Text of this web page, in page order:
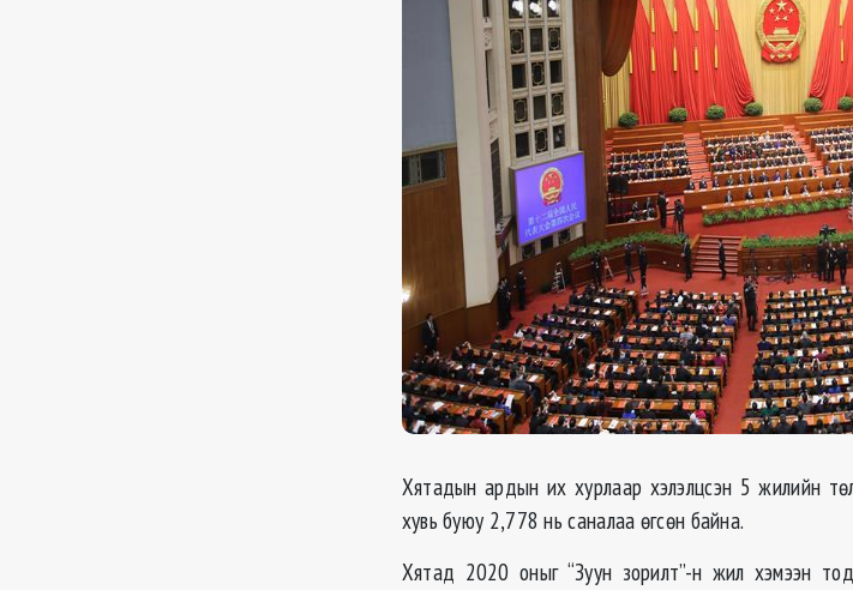
Хятадын ардын их хурлаар хэлэлцсэн 5 жилийн
хувь буюу 2,778 нь саналаа өгсөн байна.
Хятад 2020 оныг “Зуун зорилт”-н жил хэмээн